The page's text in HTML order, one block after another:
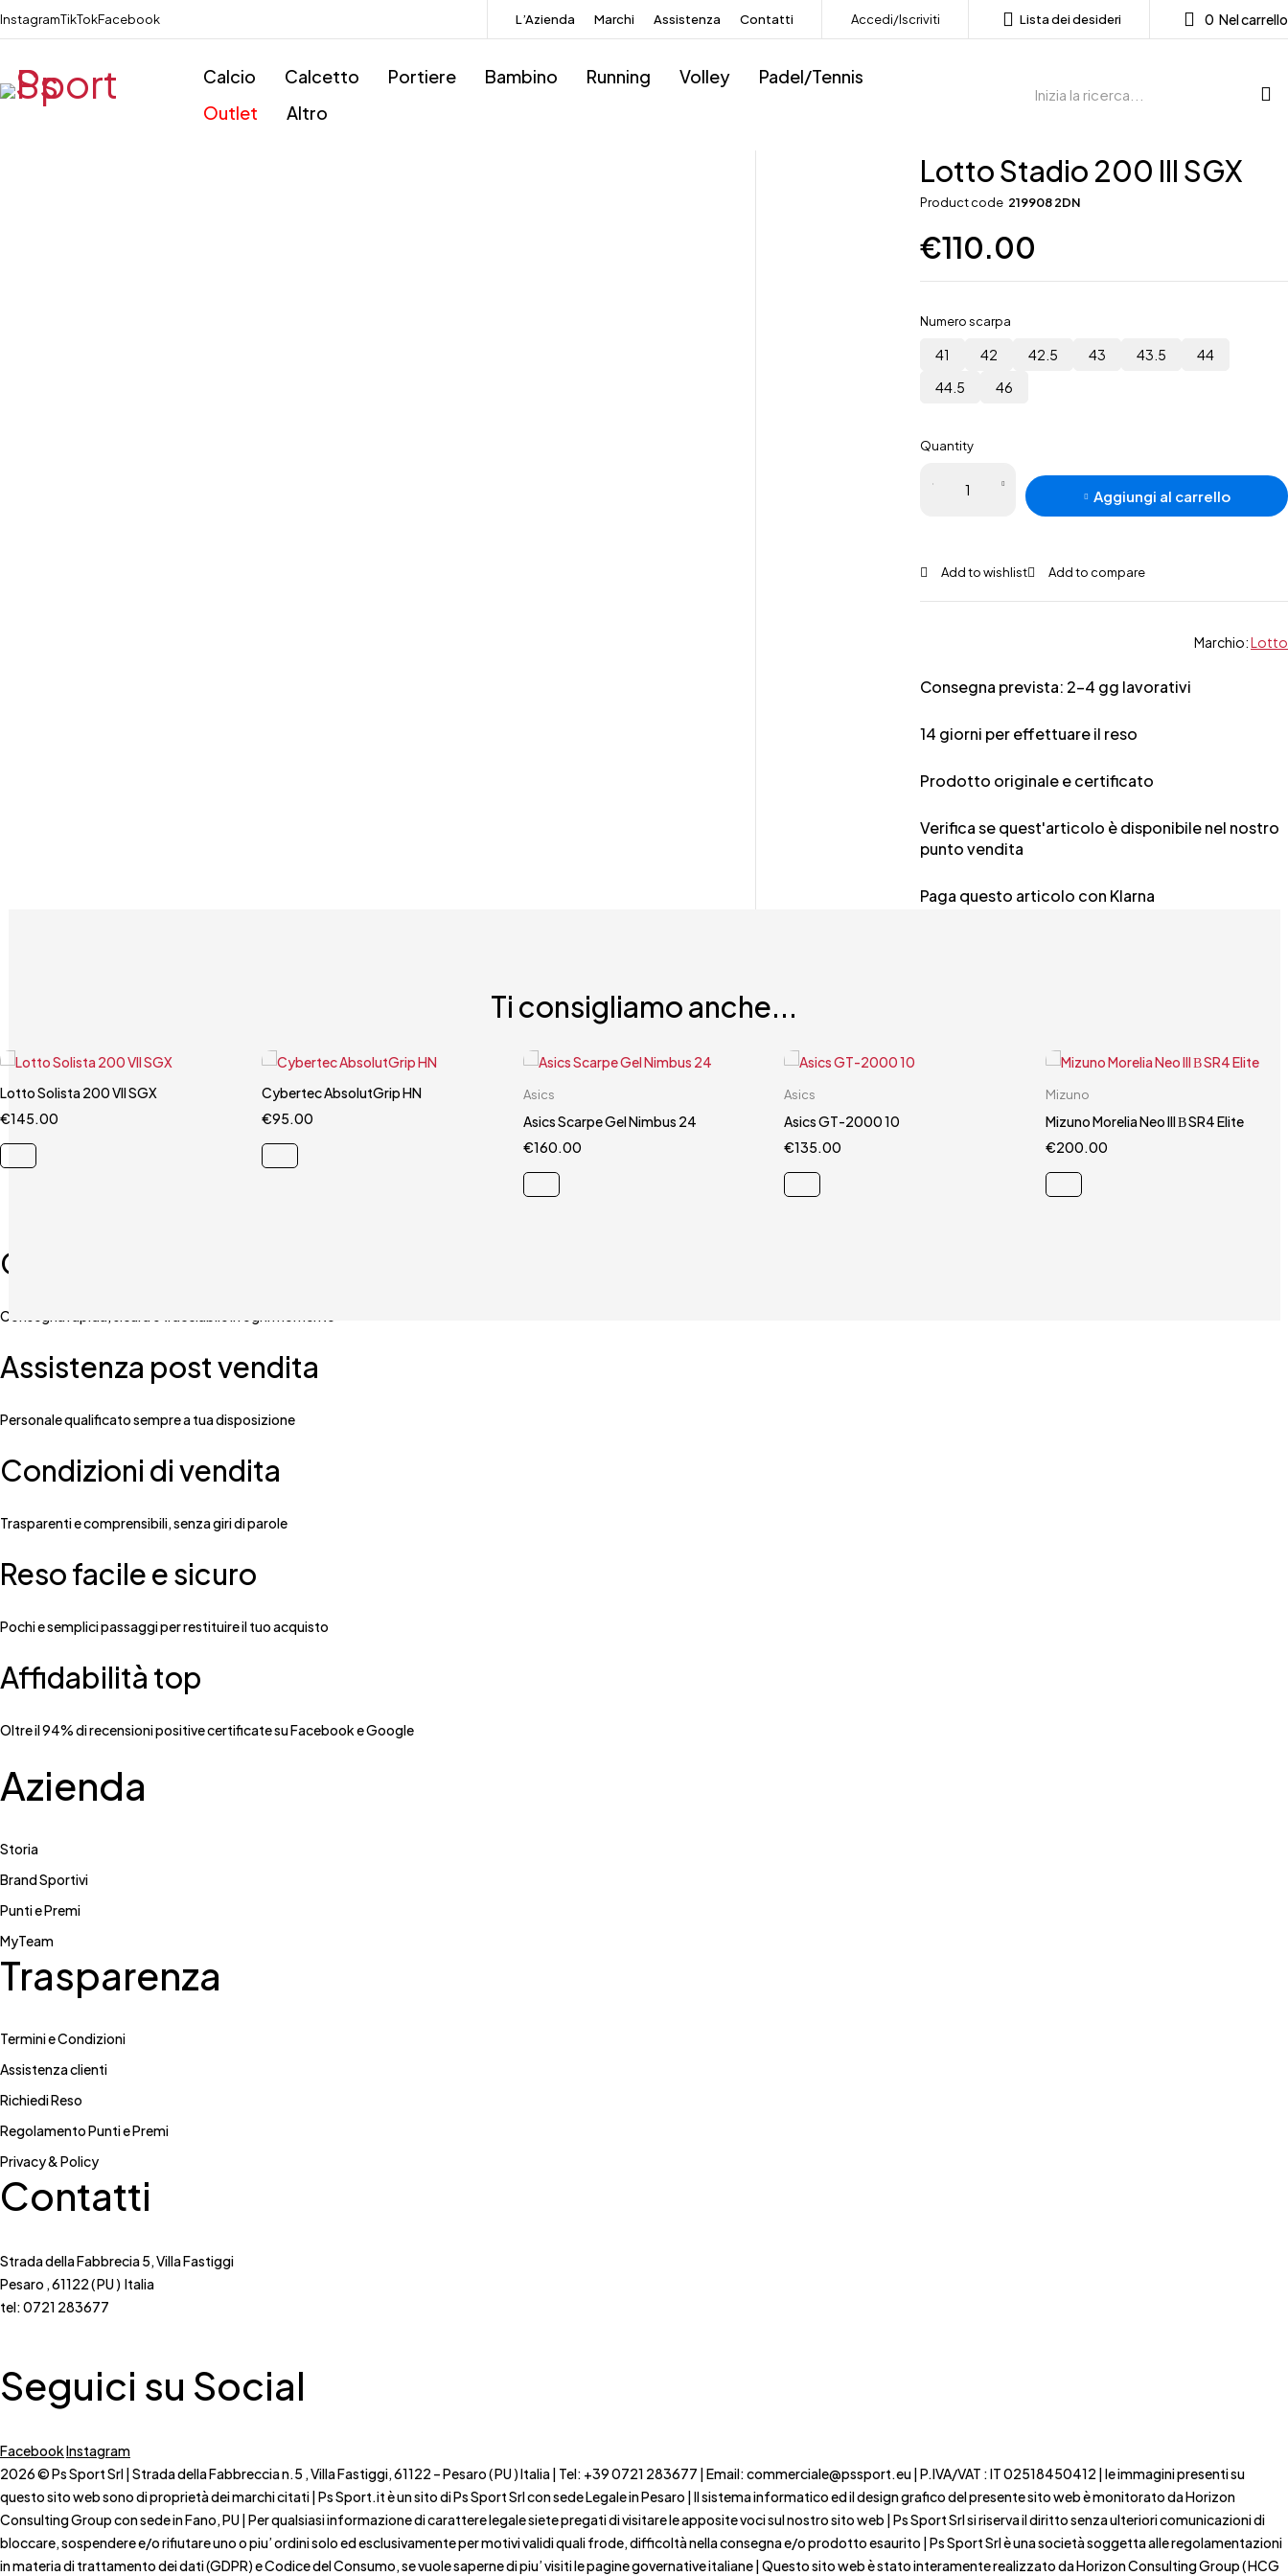
InstagramTikTokFacebook L’Azienda Marchi Assistenza Contatti Accedi/Iscriviti Lista dei desideri 0 Nel carrello
Calcio Calcetto Portiere Bambino Running Volley
Padel/Tennis
Outlet
Altro
Lotto Stadio 200 III SGX
Product code 219908 2DN
€110.00
Numero scarpa
41 42 42.5 43 43.5
44
44.5
46
Quantity
quantità
Aggiungi al carrello
Marchio:Lotto
Consegna prevista: 2-4 gg lavorativi
14 giorni per effettuare il reso
Prodotto originale e certificato
Verifica se quest'articolo è disponibile nel nostro
punto vendita
Paga questo articolo con Klarna
Ti consigliamo anche...
Carrello rapido
Lotto Solista 200 VII SGX
€145.00
Carrello rapido
Cybertec AbsolutGrip HN
€95.00
44
44.5
Asics
Asics Scarpe Gel Nimbus 24
€160.00
40.5
Asics
Asics GT-2000 10
€135.00
40.5
Mizuno
Mizuno Morelia Neo III Β SR4 Elite
€200.00
Corriere espresso
Consegna rapida, sicura e tracciabile in ogni momento
Assistenza post vendita
Personale qualificato sempre a tua disposizione
Condizioni di vendita
Trasparenti e comprensibili, senza giri di parole
Reso facile e sicuro
Pochi e semplici passaggi per restituire il tuo acquisto
Affidabilità top
Oltre il 94% di recensioni positive certificate su Facebook e Google
Azienda
Storia
Brand Sportivi
Punti e Premi
MyTeam
Trasparenza
Termini e Condizioni
Assistenza clienti
Richiedi Reso
Regolamento Punti e Premi
Privacy & Policy
Contatti
Strada della Fabbrecia 5, Villa Fastiggi
Pesaro , 61122 ( PU ) Italia
tel: 0721 283677
Seguici su Social
FacebookInstagram
2026 © Ps Sport Srl | Strada della Fabbreccia n.5 , Villa Fastiggi, 61122 – Pesaro ( PU ) Italia | Tel: +39 0721 283677 | Email: commerciale@pssport.eu | P.IVA/VAT : IT 02518450412 | le immagini presenti su
questo sito web sono di proprietà dei marchi citati | Ps Sport.it è un sito di Ps Sport Srl con sede Legale in Pesaro | Il sistema informatico ed il design grafico del presente sito web è monitorato da Horizon
Consulting Group con sede in Fano, PU | Per qualsiasi informazione di carattere legale siete pregati di visitare le apposite voci sul nostro sito web | Ps Sport Srl si riserva il diritto senza ulteriori comunicazioni di
bloccare, sospendere e/o rifiutare uno o piu’ ordini solo ed esclusivamente per motivi validi quali frode, difficoltà nella consegna e/o prodotto esaurito | Ps Sport Srl è una società soggetta alle regolamentazioni
in materia di trattamento dei dati (GDPR) e Codice del Consumo, se vuole saperne di piu’ visiti le pagine governative italiane | Questo sito web è stato interamente realizzato da Horizon Consulting Group ( HCG